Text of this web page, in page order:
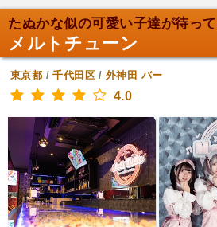
たぬかな似の可愛い子達が待って
メルトチューン
東京都 /千代田区/外神田 バー
4.0